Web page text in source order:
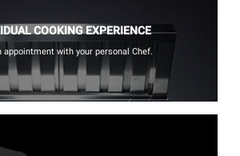
COOKING EXPERIENCE
appointment with your personal Chef.